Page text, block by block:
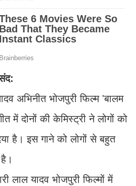
अभिनीत भोजपुरी फिल्म 'बालम
में दोनों की केमिस्ट्री ने लोगों को
है। इस गाने को लोगों से बहुत
लाल यादव भोजपुरी फिल्मों में